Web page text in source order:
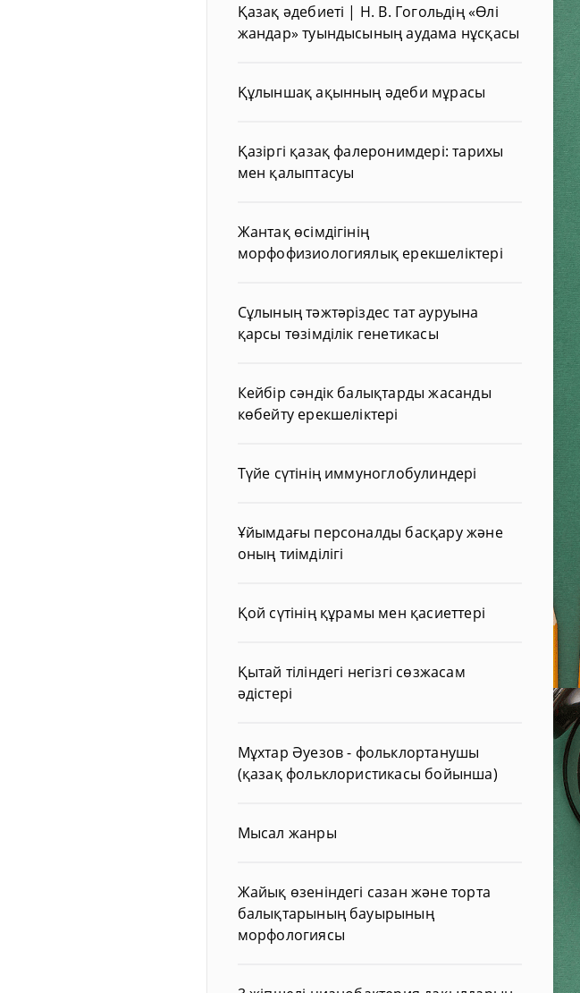
Қазақ әдебиеті | Н. В. Гогольдің «Өлі
жандар» туындысының аудама нұсқасы
Құлыншақ ақынның әдеби мұрасы
Қазіргі қазақ фалеронимдері: тарихы
мен қалыптасуы
Жантақ өсімдігінің
морфофизиологиялық ерекшеліктері
Сұлының тәжтәріздес тат ауруына
қарсы төзімділік генетикасы
Кейбір сәндік балықтарды жасанды
көбейту ерекшеліктері
Түйе сүтінің иммуноглобулиндері
Ұйымдағы персоналды басқару және
оның тиімділігі
Қой сүтінің құрамы мен қасиеттері
Қытай тіліндегі негізгі сөзжасам
әдістері
Мұхтар Әуезов - фольклортанушы
(қазақ фольклористикасы бойынша)
Мысал жанры
Жайық өзеніндегі сазан және торта
балықтарының бауырының
морфологиясы